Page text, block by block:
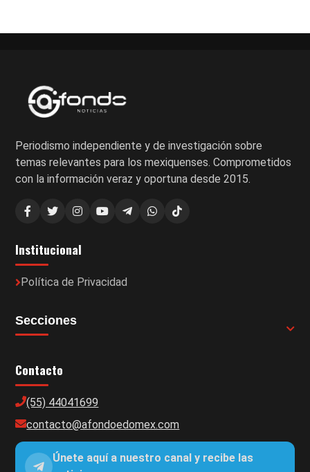
Periodismo independiente y de investigación sobre
temas relevantes para los mexiquenses. Comprometidos
con la información veraz y oportuna desde 2015.
Institucional
Política de Privacidad
Secciones
Contacto
(55) 44041699
contacto@afondoedomex.com
Únete aquí a nuestro canal y recibe las